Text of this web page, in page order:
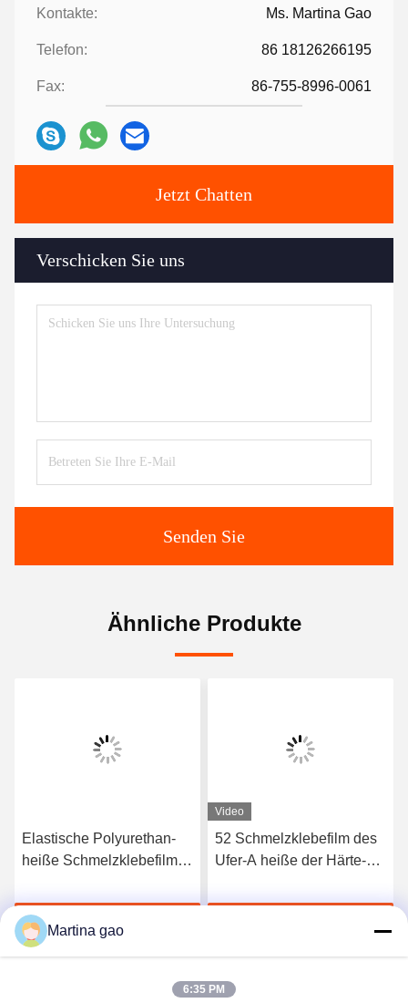
Kontakte: Ms. Martina Gao
Telefon: 86 18126266195
Fax: 86-755-8996-0061
Jetzt Chatten
Verschicken Sie uns
Senden Sie
Ähnliche Produkte
Elastische Polyurethan-
heiße Schmelzklebefilm
Jetzt Chatten
Video
52 Schmelzklebefilm des
Ufer-A heiße der Härte-
Unterwäsche
Martina gao
6:35 PM